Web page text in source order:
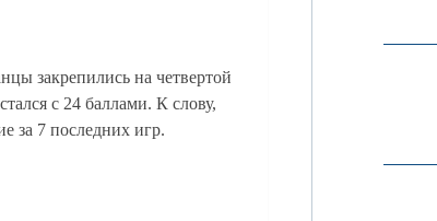
закрепились на четвертой
с 24 баллами. К слову,
за 7 последних игр.